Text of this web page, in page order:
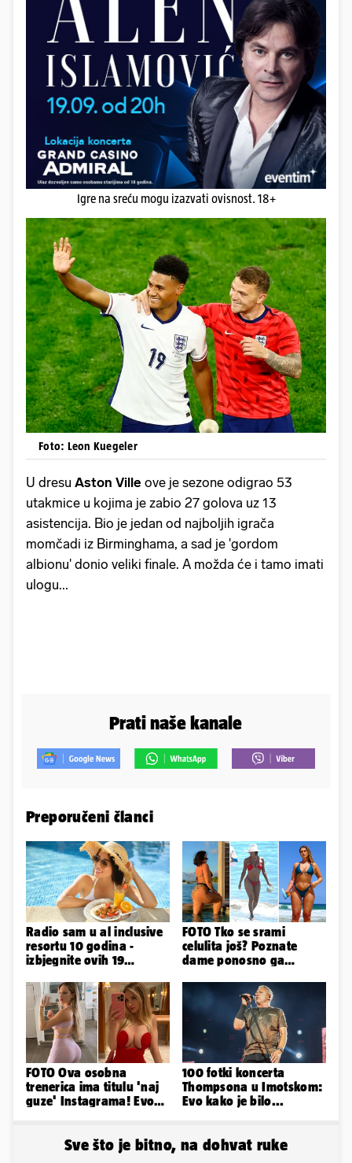
Igre na sreću mogu izazvati ovisnost. 18+
Foto: Leon Kuegeler
U dresu Aston Ville ove je sezone odigrao 53
utakmice u kojima je zabio 27 golova uz 13
asistencija. Bio je jedan od najboljih igrača
momčadi iz Birminghama, a sad je 'gordom
albionu' donio veliki finale. A možda će i tamo imati
ulogu...
Prati naše kanale
Preporučeni članci
Radio sam u al inclusive
resortu 10 godina -
izbjegnite ovih 19
odmor
FOTO Tko se srami
celulita još? Poznate
dame ponosno ga
obline
FOTO Ova osobna
trenerica ima titulu 'naj
guze' Instagrama! Evo
100 fotki koncerta
Thompsona u Imotskom:
Evo kako je bilo...
Sve što je bitno, na dohvat ruke